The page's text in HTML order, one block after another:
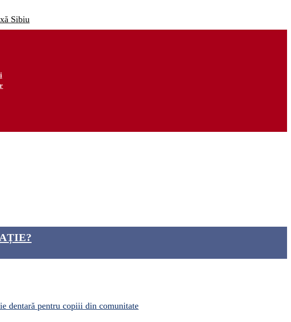
dentară pentru copiii din comunitate